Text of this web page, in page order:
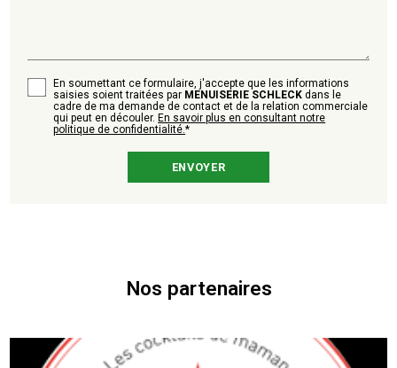
En soumettant ce formulaire, j'accepte que les informations
saisies soient traitées par MENUISERIE SCHLECK dans le
cadre de ma demande de contact et de la relation commerciale
qui peut en découler. En savoir plus en consultant notre
politique de confidentialité.*
Nos partenaires